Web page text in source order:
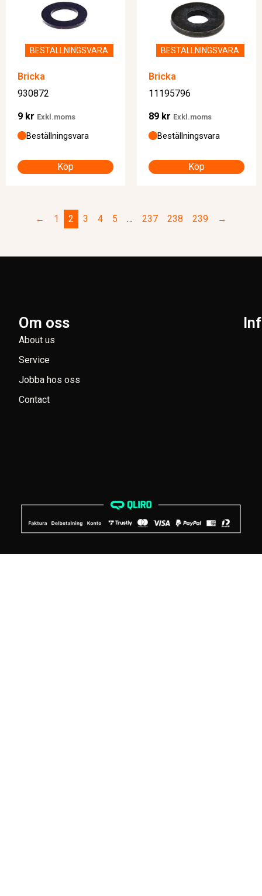
BESTÄLLNINGSVARA
Bricka
930872
9 kr Exkl.moms
Beställningsvara
Köp
BESTÄLLNINGSVARA
Bricka
11195796
89 kr Exkl.moms
Beställningsvara
Köp
← 1 2 3 4 5 … 237 238 239 →
Om oss
About us
Service
Jobba hos oss
Contact